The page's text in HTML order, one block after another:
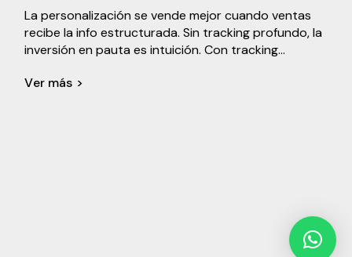
La personalización se vende mejor cuando ventas
recibe la info estructurada. Sin tracking profundo, la
inversión en pauta es intuición. Con tracking
Ver más >